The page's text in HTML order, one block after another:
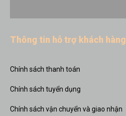
Thông tin hỗ trợ khách hàng
Chính sách thanh toán
Chính sách tuyển dụng
Chính sách vận chuyển và giao nhận